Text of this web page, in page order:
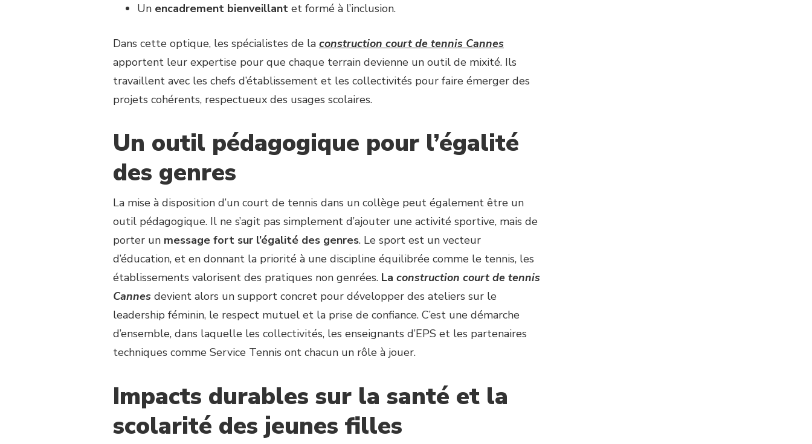
Un encadrement bienveillant et formé à l’inclusion.
Dans cette optique, les spécialistes de la construction court de tennis Cannes
apportent leur expertise pour que chaque terrain devienne un outil de mixité. Ils
travaillent avec les chefs d’établissement et les collectivités pour faire émerger des
projets cohérents, respectueux des usages scolaires.
Un outil pédagogique pour l’égalité
des genres
La mise à disposition d’un court de tennis dans un collège peut également être un
outil pédagogique. Il ne s’agit pas simplement d’ajouter une activité sportive, mais de
porter un message fort sur l’égalité des genres. Le sport est un vecteur
d’éducation, et en donnant la priorité à une discipline équilibrée comme le tennis, les
établissements valorisent des pratiques non genrées. La construction court de tennis
Cannes devient alors un support concret pour développer des ateliers sur le
leadership féminin, le respect mutuel et la prise de confiance. C’est une démarche
d’ensemble, dans laquelle les collectivités, les enseignants d’EPS et les partenaires
techniques comme Service Tennis ont chacun un rôle à jouer.
Impacts durables sur la santé et la
scolarité des jeunes filles